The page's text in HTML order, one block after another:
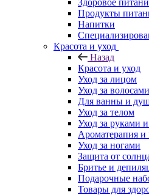
Здоровое
Продукты
Напитки
Красота и уход
Назад
Красота и уход
Уход за лицом
Уход за волосами
Для ванны и
Уход за телом
Уход за руками
Ароматерапия и
Уход за ногами
Защита от
Бритье и
Подарочные
Товары для